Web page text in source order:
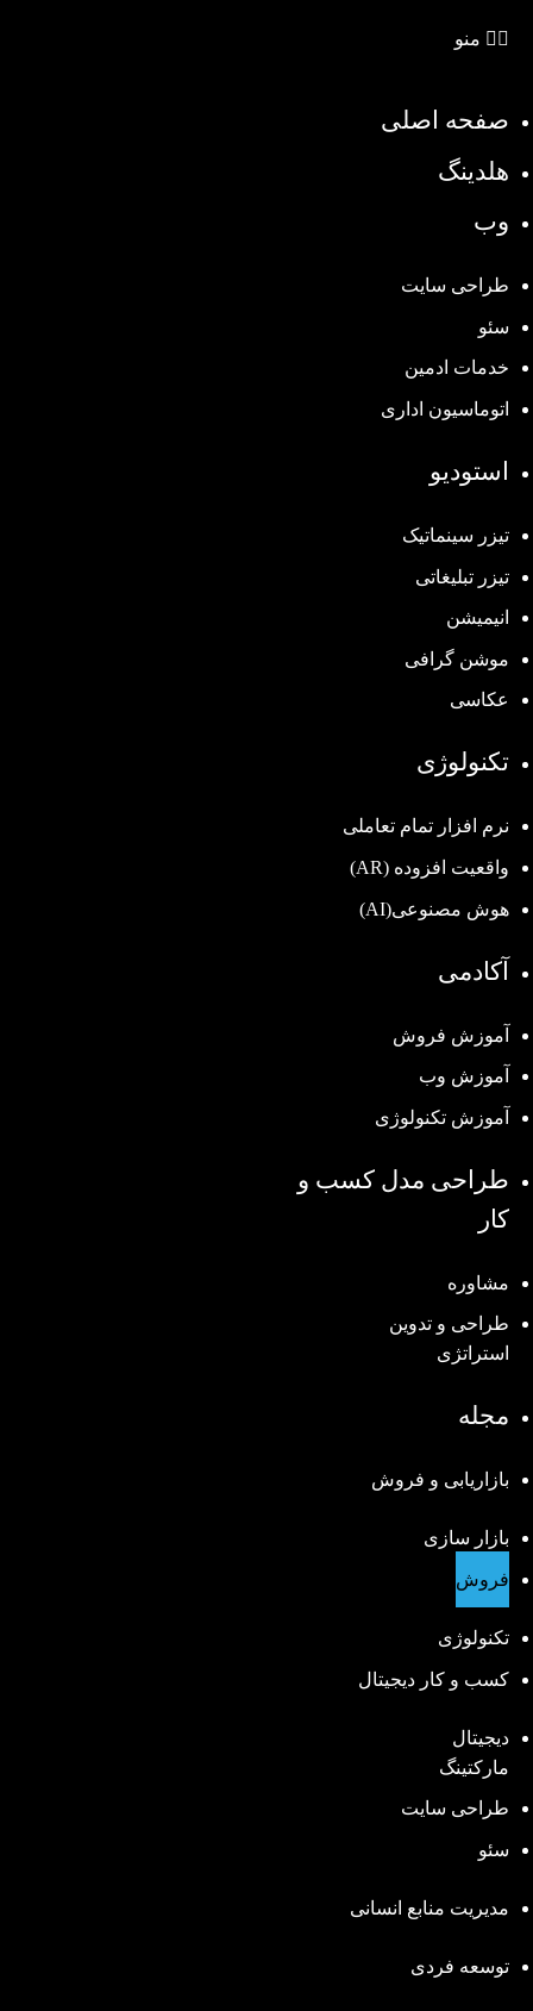
منو
صفحه اصلی
هلدینگ
وب
طراحی سایت
سئو
خدمات ادمین
اتوماسیون اداری
استودیو
تیزر سینماتیک
تیزر تبلیغاتی
انیمیشن
موشن گرافی
عکاسی
تکنولوژی
نرم افزار تمام تعاملی
واقعیت افزوده (AR)
هوش مصنوعی(AI)
آکادمی
آموزش فروش
آموزش وب
آموزش تکنولوژی
طراحی مدل کسب و
کار
مشاوره
طراحی و تدوین
استراتژی
مجله
بازاریابی و فروش
بازار سازی
فروش
تکنولوژی
کسب و کار دیجیتال
دیجیتال
مارکتینگ
طراحی سایت
سئو
مدیریت منابع انسانی
توسعه فردی